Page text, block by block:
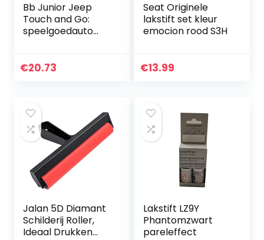
Bb Junior Jeep
Touch and Go:
speelgoedauto
motorgeluiden,
€20.73
Seat Originele
lakstift set kleur
emocion rood S3H
€13.99
Jalan 5D Diamant
Schilderij Roller,
Ideaal Drukken
Lakstift LZ9Y
Phantomzwart
pareleffect